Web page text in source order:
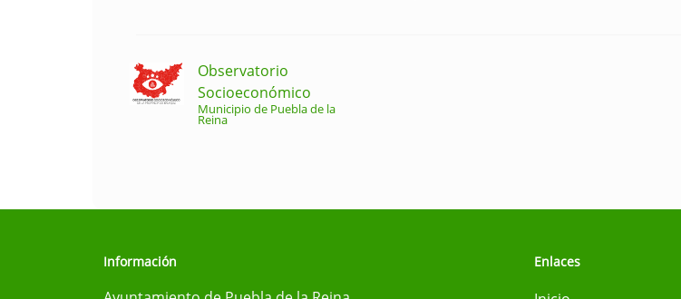
Observatorio
Socioeconómico
Municipio de Puebla de la
Reina
Información Enlaces